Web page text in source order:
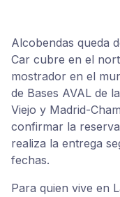
Alcobendas queda
Car cubre en el
mostrador en el
de Bases AVAL de
Viejo y Madrid-
confirmar la
realiza la entrega
fechas.
Para quien vive en